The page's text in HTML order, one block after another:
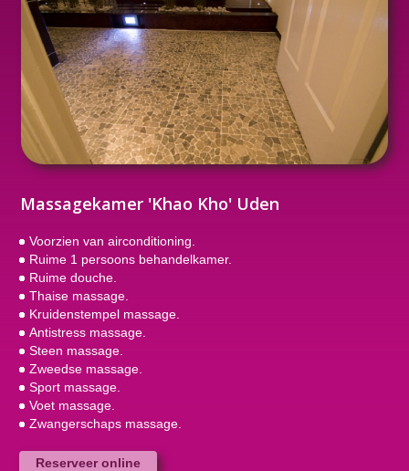
Massagekamer 'Khao Kho' Uden
Voorzien van airconditioning.
Ruime 1 persoons behandelkamer.
Ruime douche.
Thaise massage.
Kruidenstempel massage.
Antistress massage.
Steen massage.
Zweedse massage.
Sport massage.
Voet massage.
Zwangerschaps massage.
Reserveer online